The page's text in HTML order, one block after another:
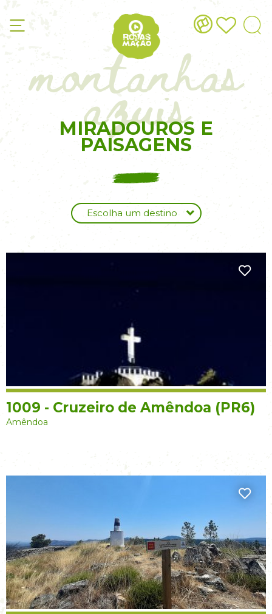
montanhas
azuis
MIRADOUROS E
PAISAGENS
1009 - Cruzeiro de Amêndoa (PR6)
Amêndoa